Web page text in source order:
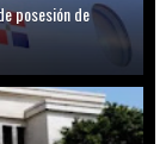
posesión de